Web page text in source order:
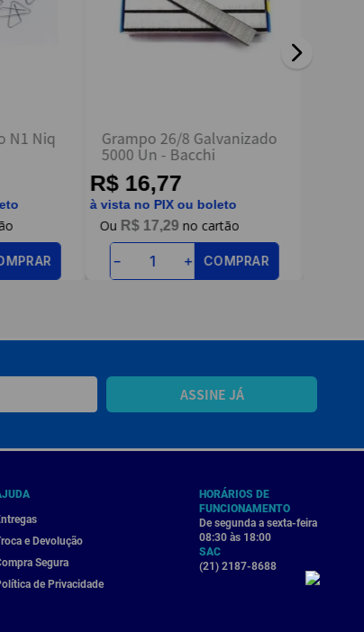
N1 Niq Grampo 26/8 Galvanizado
5000 Un - Bacchi
R$ 16,77
à vista no PIX ou boleto
R$ 17,29
＋
－ COMPRAR
ASSINE JÁ
e Devolução
Segura
de Privacidade
HORÁRIOS DE
FUNCIONAMENTO
De segunda a sexta-feira
08:30 às 18:00
SAC
(21) 2187-8688